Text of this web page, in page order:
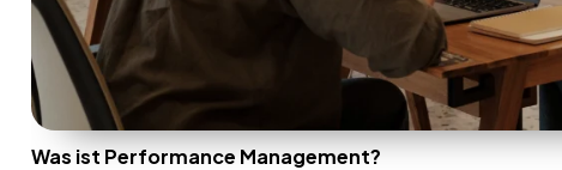
Was ist Performance Management?